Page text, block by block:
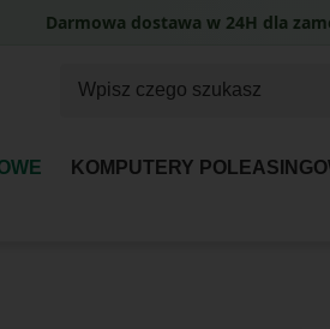
KOMPUTERY
Darmowa dostawa w 24H dla